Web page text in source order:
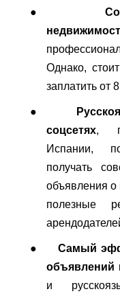
●
Однако,
заплатить от
●
соцсетях,
Испании,
получать
объявления о
полезные
●
Самый
объявлений
и